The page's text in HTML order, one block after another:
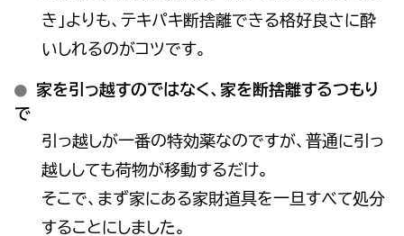
き」よりも、テキパキ断捨離できる格好良さに酔
いしれるのがコツです。
家を引っ越すのではなく、家を断捨離するつもり
で
引っ越しが一番の特効薬なのですが、普通に引っ
越ししても荷物が移動するだけ。
そこで、まず家にある家財道具を一旦すべて処分
することにしました。